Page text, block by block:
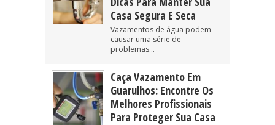
Casa Segura E Seca
Vazamentos de água podem
causar uma série de
problemas...
Caça Vazamento Em
Guarulhos: Encontre Os
Melhores Profissionais
Para Proteger Sua Casa